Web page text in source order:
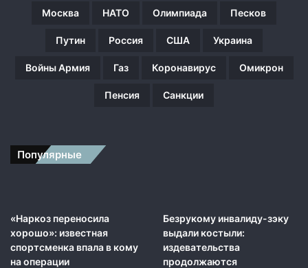
Москва НАТО Олимпиада Песков
Путин Россия США Украина
Войны Армия Газ Коронавирус Омикрон
Пенсия Санкции
Популярные
«Наркоз переносила
хорошо»: известная
спортсменка впала в кому
на операции
Безрукому инвалиду-зэку
выдали костыли:
издевательства
продолжаются